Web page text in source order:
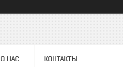
О НАС КОНТАКТЫ